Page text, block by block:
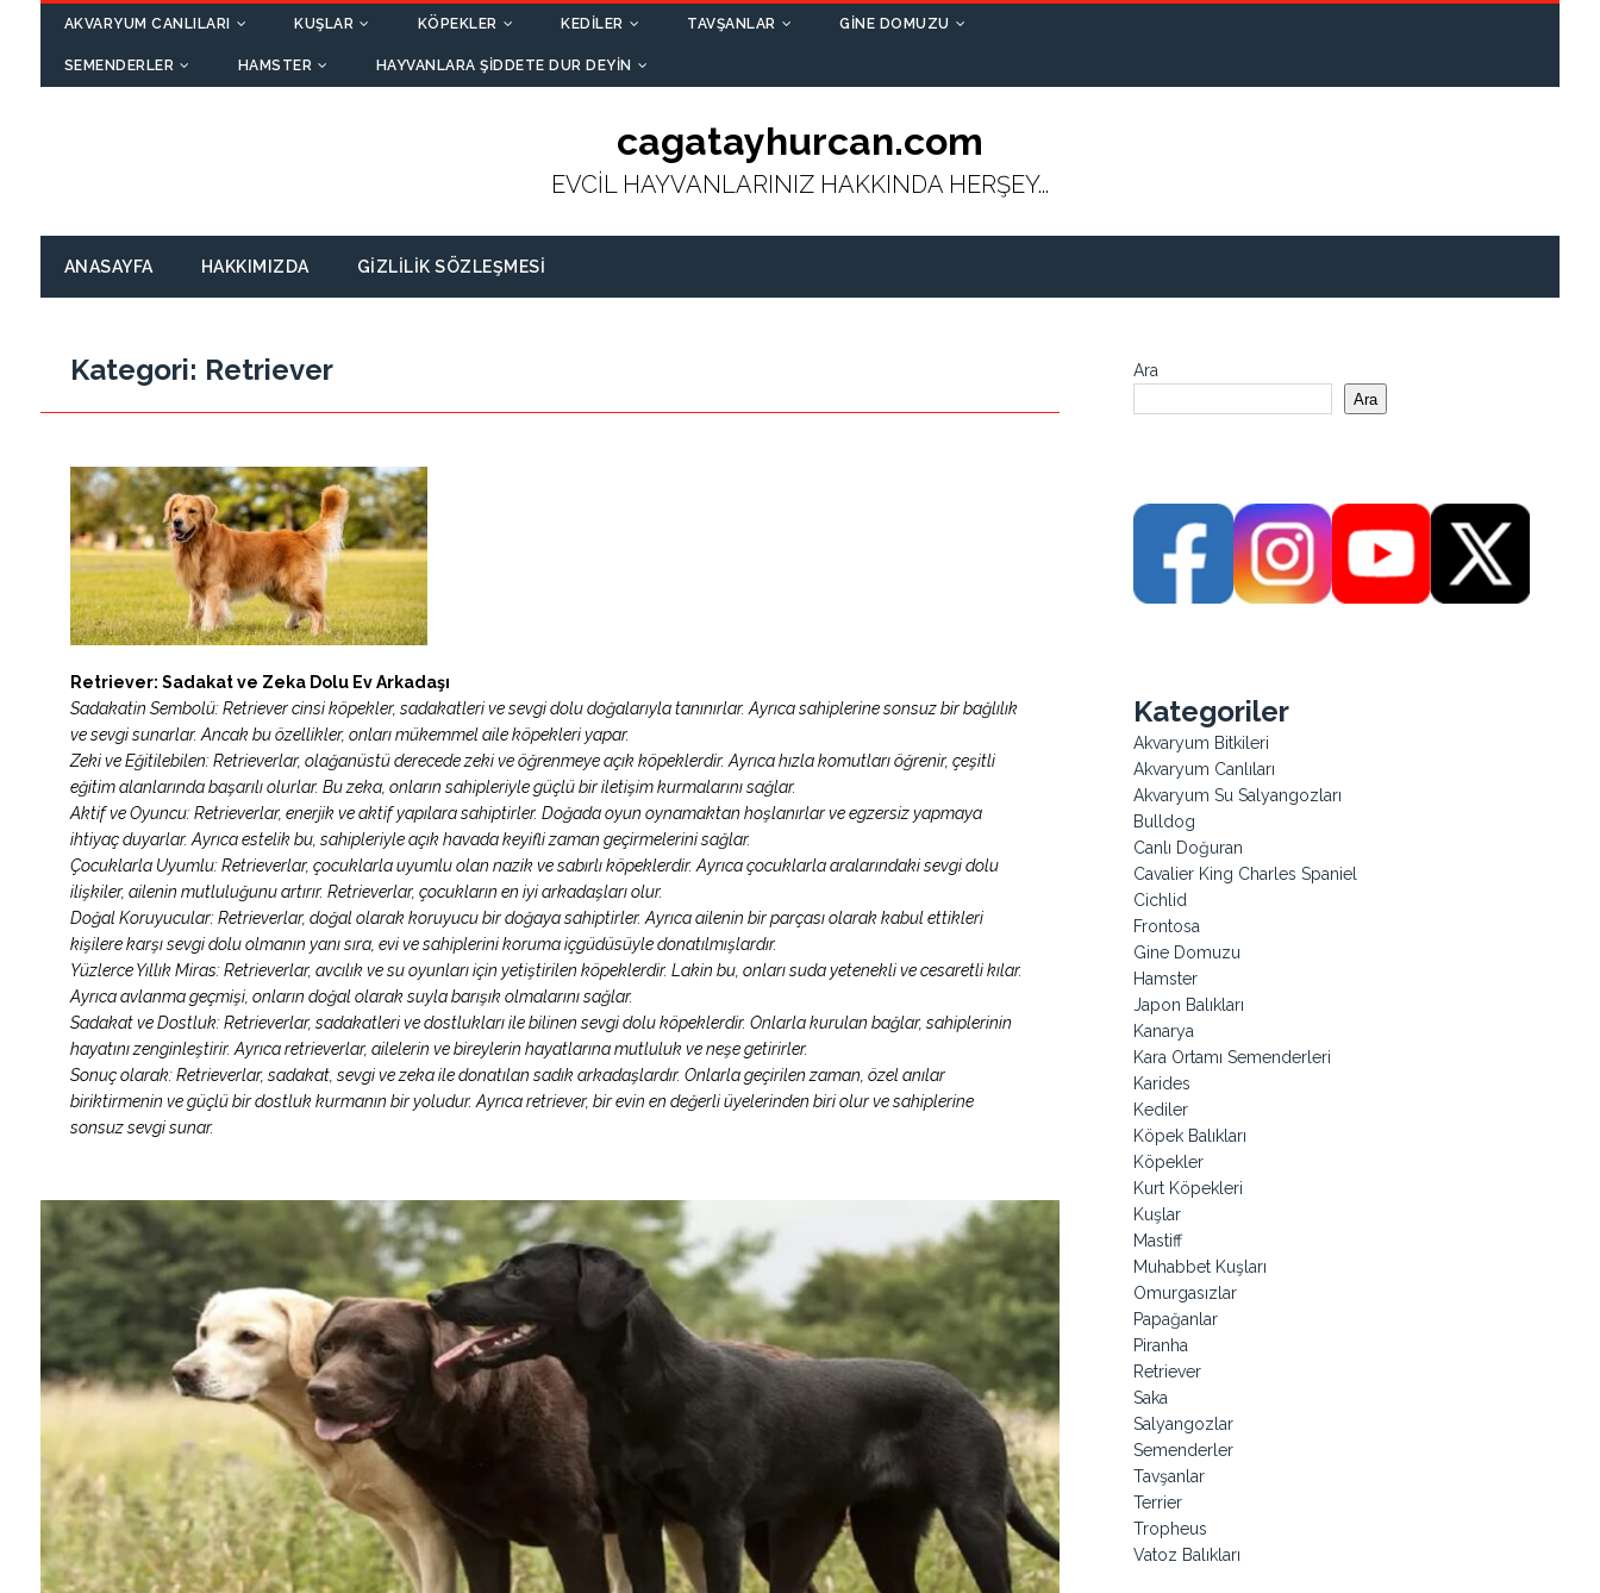
AKVARYUM CANLILARI KUŞLAR KÖPEKLER KEDILER TAVŞANLAR GINE DOMUZU
SEMENDERLER HAMSTER HAYVANLARA ŞIDDETE DUR DEYIN
cagatayhurcan.com
EVCİL HAYVANLARINIZ HAKKINDA HERŞEY...
ANASAYFA HAKKIMIZDA GIZLILIK SÖZLEŞMESI
Kategori: Retriever
Retriever: Sadakat ve Zeka Dolu Ev Arkadaşı
Sadakatin Sembolü: Retriever cinsi köpekler, sadakatleri ve sevgi dolu doğalarıyla tanınırlar. Ayrıca sahiplerine sonsuz bir bağlılık
ve sevgi sunarlar. Ancak bu özellikler, onları mükemmel aile köpekleri yapar.
Zeki ve Eğitilebilen: Retrieverlar, olağanüstü derecede zeki ve öğrenmeye açık köpeklerdir. Ayrıca hızla komutları öğrenir, çeşitli
eğitim alanlarında başarılı olurlar. Bu zeka, onların sahipleriyle güçlü bir iletişim kurmalarını sağlar.
Aktif ve Oyuncu: Retrieverlar, enerjik ve aktif yapılara sahiptirler. Doğada oyun oynamaktan hoşlanırlar ve egzersiz yapmaya
ihtiyaç duyarlar. Ayrıca estelik bu, sahipleriyle açık havada keyifli zaman geçirmelerini sağlar.
Çocuklarla Uyumlu: Retrieverlar, çocuklarla uyumlu olan nazik ve sabırlı köpeklerdir. Ayrıca çocuklarla aralarındaki sevgi dolu
ilişkiler, ailenin mutluluğunu artırır. Retrieverlar, çocukların en iyi arkadaşları olur.
Doğal Koruyucular: Retrieverlar, doğal olarak koruyucu bir doğaya sahiptirler. Ayrıca ailenin bir parçası olarak kabul ettikleri
kişilere karşı sevgi dolu olmanın yanı sıra, evi ve sahiplerini koruma içgüdüsüyle donatılmışlardır.
Yüzlerce Yıllık Miras: Retrieverlar, avcılık ve su oyunları için yetiştirilen köpeklerdir. Lakin bu, onları suda yetenekli ve cesaretli kılar.
Ayrıca avlanma geçmişi, onların doğal olarak suyla barışık olmalarını sağlar.
Sadakat ve Dostluk: Retrieverlar, sadakatleri ve dostlukları ile bilinen sevgi dolu köpeklerdir. Onlarla kurulan bağlar, sahiplerinin
hayatını zenginleştirir. Ayrıca retrieverlar, ailelerin ve bireylerin hayatlarına mutluluk ve neşe getirirler.
Sonuç olarak: Retrieverlar, sadakat, sevgi ve zeka ile donatılan sadık arkadaşlardır. Onlarla geçirilen zaman, özel anılar
biriktirmenin ve güçlü bir dostluk kurmanın bir yoludur. Ayrıca retriever, bir evin en değerli üyelerinden biri olur ve sahiplerine
sonsuz sevgi sunar.
Ara
Ara
Kategoriler
Akvaryum Bitkileri
Akvaryum Canlıları
Akvaryum Su Salyangozları
Bulldog
Canlı Doğuran
Cavalier King Charles Spaniel
Cichlid
Frontosa
Gine Domuzu
Hamster
Japon Balıkları
Kanarya
Kara Ortamı Semenderleri
Karides
Kediler
Köpek Balıkları
Köpekler
Kurt Köpekleri
Kuşlar
Mastiff
Muhabbet Kuşları
Omurgasızlar
Papağanlar
Piranha
Retriever
Saka
Salyangozlar
Semenderler
Tavşanlar
Terrier
Tropheus
Vatoz Balıkları